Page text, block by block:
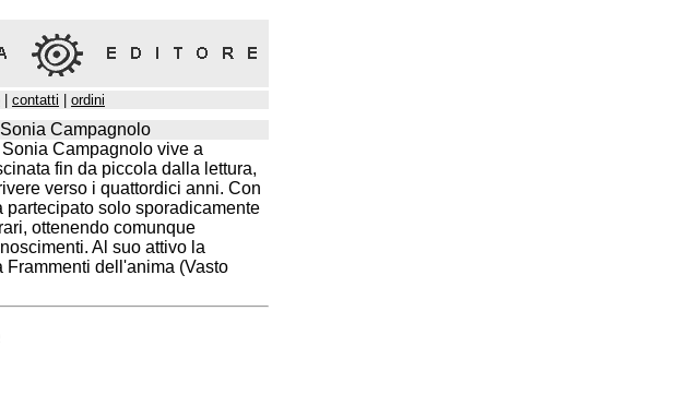
contatti ordini
Sonia Campagnolo
Campagnolo vive a
fin da piccola dalla lettura,
verso i quattordici anni. Con
partecipato solo sporadicamente
ottenendo comunque
Al suo attivo la
Frammenti dell'anima (Vasto